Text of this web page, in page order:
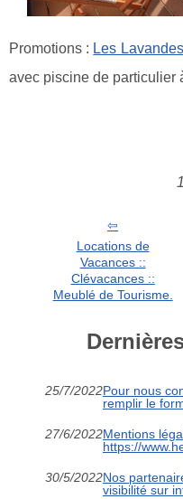
Promotions : Les
avec piscine de particulier
Locations de
Vacances ::
Clévacances ::
Meublé de Tourisme.
25/7/2022Pour nous
remplir le
27/6/2022Mentions
https://
30/5/2022Nos
visibilité sur